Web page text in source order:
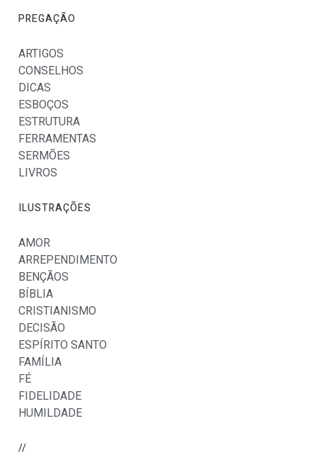
PREGAÇÃO
ARTIGOS
CONSELHOS
DICAS
ESBOÇOS
ESTRUTURA
FERRAMENTAS
SERMÕES
LIVROS
ILUSTRAÇÕES
AMOR
ARREPENDIMENTO
BENÇÃOS
BÍBLIA
CRISTIANISMO
DECISÃO
ESPÍRITO SANTO
FAMÍLIA
FÉ
FIDELIDADE
HUMILDADE
//